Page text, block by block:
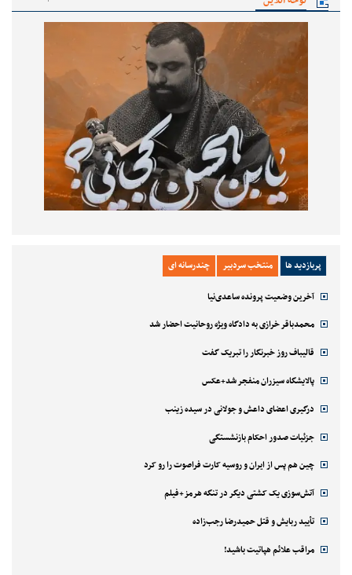
پربازدید ها منتخب سردبیر چندرسانه ای
آخرین وضعیت پرونده ساعدی‌نیا
محمدباقر خرازی به دادگاه ویژه روحانیت احضار شد
قالیباف روز خبرنگار را تبریک گفت
پالایشگاه سیزران منفجر شد+عکس
درگیری اعضای داعش و جولانی در سیده زینب
جزئیات صدور احکام بازنشستگی
چین هم پس از ایران و روسیه کارت فراصوت را رو کرد
آتش‌سوزی یک کشتی دیگر در تنگه هرمز+فیلم
تأیید ربایش و قتل حمیدرضا رجب‌زاده
مراقب علائم هپاتیت باشید!